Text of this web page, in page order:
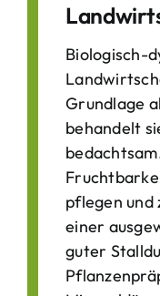
Biologisch-
Grundlage
behandelt
pflegen
einer
guter